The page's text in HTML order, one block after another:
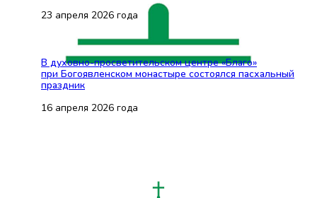
23 апреля 2026 года
В духовно-просветительском центре «Благо»
при Богоявленском монастыре состоялся пасхальный
праздник
16 апреля 2026 года